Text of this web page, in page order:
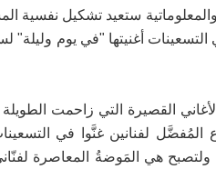
ستعيد تشكيل نفسية
مفاجئاً، فالأغاني القصيرة التي زاحمت
لفنانين غنَّوا في
هي المَوضةُ المعاصرة لفنّاني